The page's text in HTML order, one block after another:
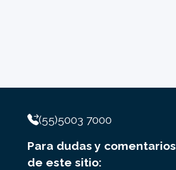
(55)5003 7000
Para dudas y comentarios
de este sitio: